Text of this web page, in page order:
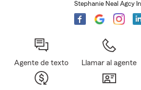
Stephanie Neal Agcy
Agente de texto Llamar al agente